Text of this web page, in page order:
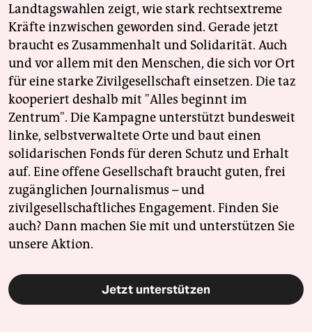
Landtagswahlen zeigt, wie stark rechtsextreme
Kräfte inzwischen geworden sind. Gerade jetzt
braucht es Zusammenhalt und Solidarität. Auch
und vor allem mit den Menschen, die sich vor Ort
für eine starke Zivilgesellschaft einsetzen. Die taz
kooperiert deshalb mit "Alles beginnt im
Zentrum". Die Kampagne unterstützt bundesweit
linke, selbstverwaltete Orte und baut einen
solidarischen Fonds für deren Schutz und Erhalt
auf. Eine offene Gesellschaft braucht guten, frei
zugänglichen Journalismus – und
zivilgesellschaftliches Engagement. Finden Sie
auch? Dann machen Sie mit und unterstützen Sie
unsere Aktion.
Jetzt unterstützen